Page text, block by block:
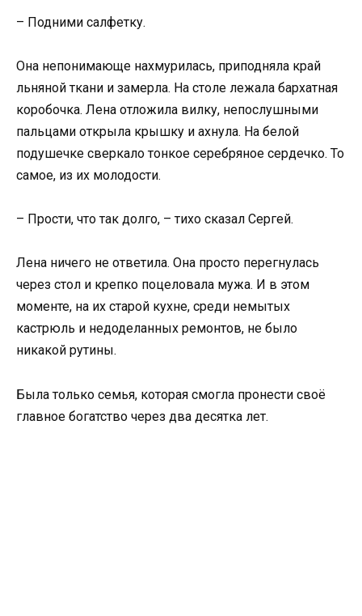
– Подними салфетку.
Она непонимающе нахмурилась, приподняла край
льняной ткани и замерла. На столе лежала бархатная
коробочка. Лена отложила вилку, непослушными
пальцами открыла крышку и ахнула. На белой
подушечке сверкало тонкое серебряное сердечко. То
самое, из их молодости.
– Прости, что так долго, – тихо сказал Сергей.
Лена ничего не ответила. Она просто перегнулась
через стол и крепко поцеловала мужа. И в этом
моменте, на их старой кухне, среди немытых
кастрюль и недоделанных ремонтов, не было
никакой рутины.
Была только семья, которая смогла пронести своё
главное богатство через два десятка лет.